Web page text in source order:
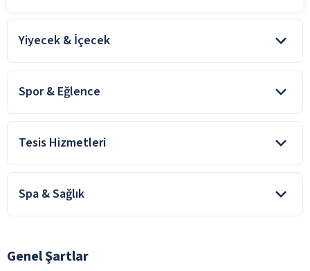
Yiyecek & İçecek
alınan diğer yiyecek ve içecekler ücretlidir
Açık Restoran
Şişeli İçecekler
Yabancı Alkollü İçecek
Spor & Eğlence
Tesis Hizmetleri
Emanet Kasa
Spa & Sağlık
Genel Şartlar